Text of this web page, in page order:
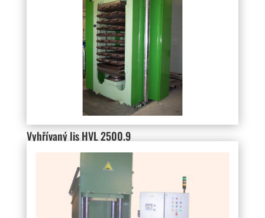
Vyhřívaný lis HVL 2500.9